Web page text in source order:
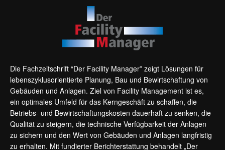
Die Fachzeitschrift “Der Facility Manager” zeigt Lösungen für
lebenszyklusorientierte Planung, Bau und Bewirtschaftung von
Gebäuden und Anlagen. Ziel von Facility Management ist es,
ein optimales Umfeld für das Kerngeschäft zu schaffen, die
Betriebs- und Bewirtschaftungskosten dauerhaft zu senken, die
Qualität zu steigern, die technische Verfügbarkeit der Anlagen
zu sichern und den Wert von Gebäuden und Anlagen langfristig
zu erhalten. Mit fundierter Berichterstattung behandelt „Der